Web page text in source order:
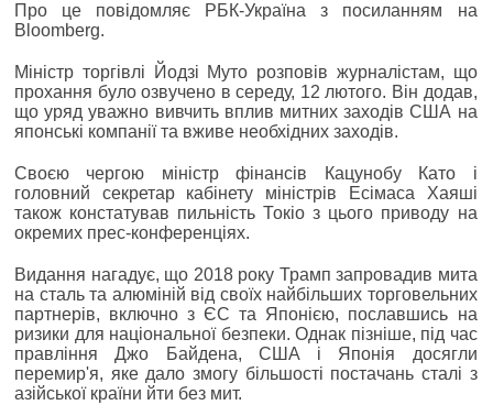
Про це повідомляє РБК-Україна з посиланням на
Bloomberg.
Міністр торгівлі Йодзі Муто розповів журналістам, що
прохання було озвучено в середу, 12 лютого. Він додав,
що уряд уважно вивчить вплив митних заходів США на
японські компанії та вживе необхідних заходів.
Своєю чергою міністр фінансів Кацунобу Като і
головний секретар кабінету міністрів Есімаса Хаяші
також констатував пильність Токіо з цього приводу на
окремих прес-конференціях.
Видання нагадує, що 2018 року Трамп запровадив мита
на сталь та алюміній від своїх найбільших торговельних
партнерів, включно з ЄС та Японією, пославшись на
ризики для національної безпеки. Однак пізніше, під час
правління Джо Байдена, США і Японія досягли
перемир'я, яке дало змогу більшості постачань сталі з
азійської країни йти без мит.